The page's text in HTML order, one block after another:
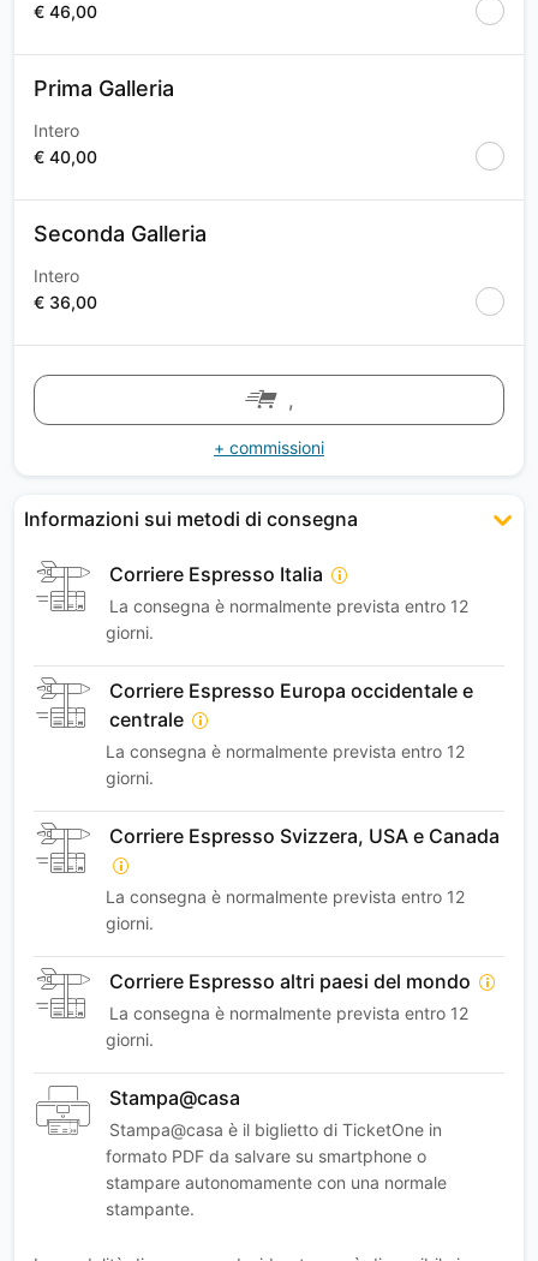
€ 46,00
Prima Galleria
Intero
€ 40,00
Seconda Galleria
Intero
€ 36,00
,
+ commissioni
Informazioni sui metodi di consegna
Corriere Espresso Italia
La consegna è normalmente prevista entro 12
giorni.
Corriere Espresso Europa occidentale e
centrale
La consegna è normalmente prevista entro 12
giorni.
Corriere Espresso Svizzera, USA e Canada
La consegna è normalmente prevista entro 12
giorni.
Corriere Espresso altri paesi del mondo
La consegna è normalmente prevista entro 12
giorni.
Stampa@casa
Stampa@casa è il biglietto di TicketOne in
formato PDF da salvare su smartphone o
stampare autonomamente con una normale
stampante.